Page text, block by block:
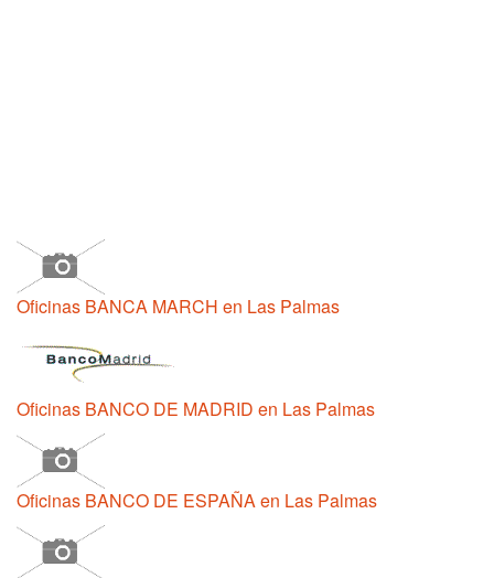
Oficinas BANCA MARCH en Las Palmas
Oficinas BANCO DE MADRID en Las Palmas
Oficinas BANCO DE ESPAÑA en Las Palmas